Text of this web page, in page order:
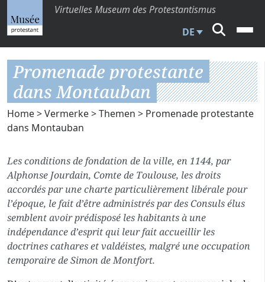
Virtuelles Museum des Protestantismus
DE
Promenade protestante
dans Montauban
Home>Vermerke>Themen > Promenade protestante
dans Montauban
Les conditions de fondation de la ville, en 1144, par
Alphonse Jourdain, Comte de Toulouse, les droits
accordés par une charte particulièrement libérale pour
l’époque, le fait d’être administrés par des Consuls élus
semblent avoir prédisposé les habitants à une
indépendance d’esprit qui leur fait accueillir les
doctrines cathares et valdéistes, malgré une occupation
temporaire de Simon de Montfort.